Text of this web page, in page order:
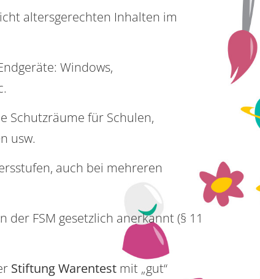
altersgerechten Inhalten im
Windows,
Schutzräume für Schulen,
usw.
auch bei mehreren
der FSM gesetzlich anerkannt (§ 11
Stiftung Warentestmit „gut“